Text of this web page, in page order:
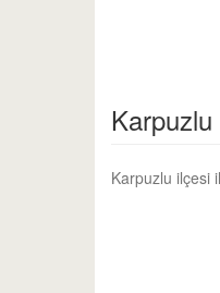
Karpuzlu
Karpuzlu ilçesi